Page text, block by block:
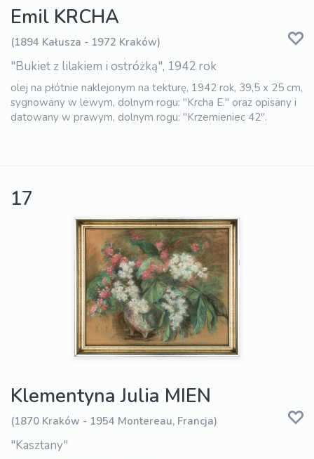
Emil KRCHA
(1894 Kałusza - 1972 Kraków)
"Bukiet z lilakiem i ostróżką", 1942 rok
olej na płótnie naklejonym na tekturę, 1942 rok, 39,5 x 25 cm,
sygnowany w lewym, dolnym rogu: "Krcha E." oraz opisany i
datowany w prawym, dolnym rogu: "Krzemieniec 42".
17
Klementyna Julia MIEN
(1870 Kraków - 1954 Montereau, Francja)
"Kasztany"